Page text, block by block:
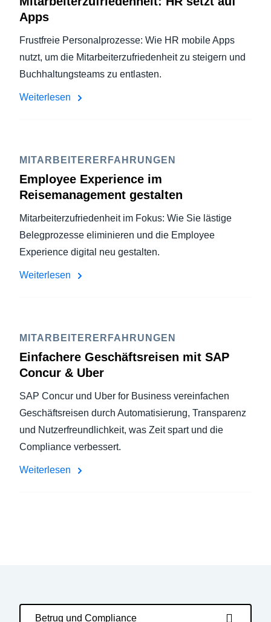
Apps
Frustfreie Personalprozesse: Wie HR mobile Apps
nutzt, um die Mitarbeiterzufriedenheit zu steigern und
Buchhaltungsteams zu entlasten.
Weiterlesen
MITARBEITERERFAHRUNGEN
Employee Experience im
Reisemanagement gestalten
Mitarbeiterzufriedenheit im Fokus: Wie Sie lästige
Belegprozesse eliminieren und die Employee
Experience digital neu gestalten.
Weiterlesen
MITARBEITERERFAHRUNGEN
Einfachere Geschäftsreisen mit SAP
Concur & Uber
SAP Concur und Uber for Business vereinfachen
Geschäftsreisen durch Automatisierung, Transparenz
und Nutzerfreundlichkeit, was Zeit spart und die
Compliance verbessert.
Weiterlesen
Betrug und Compliance